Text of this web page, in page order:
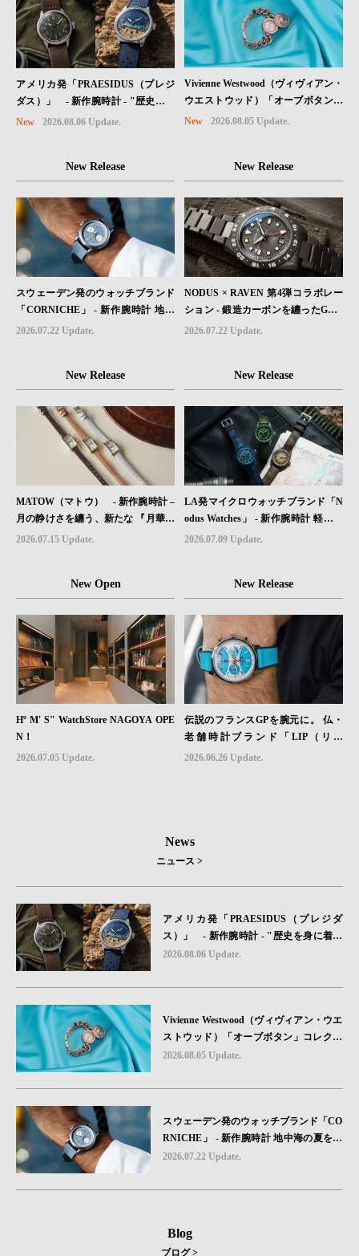
アメリカ発「PRAESIDUS（プレジ
ダス）」 - 新作腕時計 - "歴史を身
に着ける“ -戦場を駆け抜けたWillys
込めた「A-11」コレクション2種類
が発売。
New 2026.08.06 Update.
Vivienne Westwood（ヴィヴィアン・
ウエストウッド）「オーブボタン」
コレクションに、⽇本限定カラーの
New 2026.08.05 Update.
New Release
スウェーデン発のウォッチブランド
「CORNICHE」 - 新作腕時計 地中
海の夏を映す、爽やかなブルーダイ
2026.07.22 Update.
New Release
NODUS × RAVEN 第4弾コラボレー
ション - 鍛造カーボンを纏ったGMT
ウォッチ「TRAILTREKKER CARB
2026.07.22 Update.
New Release
MATOW（マトウ） - 新作腕時計 –
月の静けさを纏う、新たな 『月華』
レザーモデル４型登場。
2026.07.15 Update.
New Release
LA発マイクロウォッチブランド「N
odus Watches」 - 新作腕時計 軽さと
堅牢性を両立したフィールドウォッ
2026.07.09 Update.
New Open
Hº M' S" WatchStore NAGOYA OPE
N！
2026.07.05 Update.
New Release
伝説のフランスGPを腕元に。 仏・
老舗時計ブランド「LIP（リッ
プ）」、世界限定1,906本のクロノグ
2026.06.26 Update.
News
ニュース >
アメリカ発「PRAESIDUS（プレジダ
ス）」 - 新作腕時計 - "歴史を身に着け
る“ -戦場を駆け抜けたWillys MBのボンネ
砂を文字盤に閉じ込めた「A-11」コレク
2026.08.06 Update.
Vivienne Westwood（ヴィヴィアン・ウエ
ストウッド）「オーブボタン」コレクシ
ョンに、⽇本限定カラーのローズゴール
2026.08.05 Update.
スウェーデン発のウォッチブランド「CO
RNICHE」 - 新作腕時計 地中海の夏を映
す、爽やかなブルーダイヤル「Heritage C
2026.07.22 Update.
Blog
ブログ >